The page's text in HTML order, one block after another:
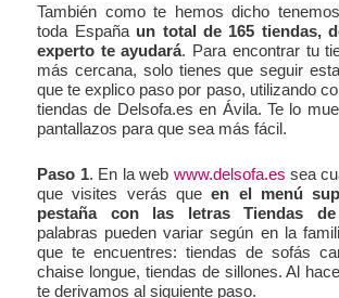
También como te hemos dicho
toda España un total de 165 tiendas,
experto te ayudará. Para encontrar tu
más cercana, solo tienes que seguir
que te explico paso por paso, utilizando
tiendas de Delsofa.es en Ávila. Te lo
pantallazos para que sea más fácil.
Paso 1. En la web www.delsofa.es sea
que visites verás queen el menú
pestaña con las letras Tiendas
palabras pueden variar según en la
que te encuentres: tiendas de sofás
chaise longue, tiendas de sillones. Al
te derivamos al siguiente paso.